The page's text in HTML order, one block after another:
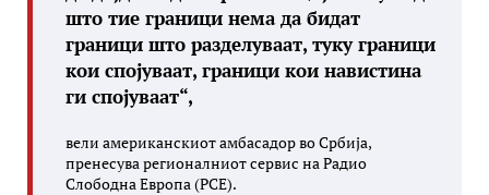
што тие граници нема да бидат
граници што разделуваат, туку граници
кои спојуваат, граници кои навистина
ги спојуваат“,
вели американскиот амбасадор во Србија,
пренесува регионалниот сервис на Радио
Слободна Европа (РСЕ).